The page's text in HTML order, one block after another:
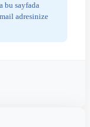
bu sayfada
adresinize